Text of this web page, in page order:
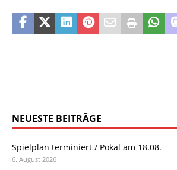
NEUESTE BEITRÄGE
Spielplan terminiert / Pokal am 18.08.
6. August 2026